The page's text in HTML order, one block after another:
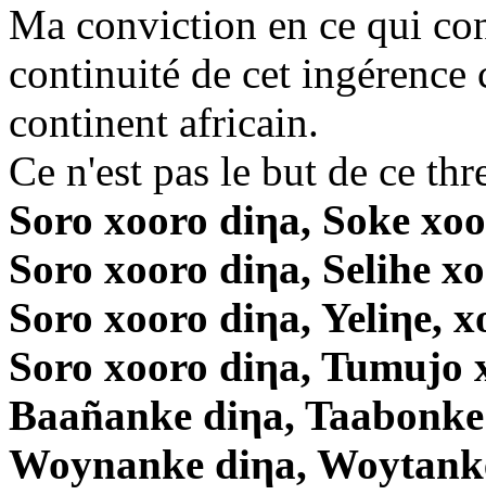
Ma conviction en ce qui
continuité de cet
continent africain.
Ce n'est pas le but de ce
Soro xooro diηa, Soke
Soro xooro diηa, Selihe
Soro xooro diηa, Yeliηe,
Soro xooro diηa, Tumujo
Baañanke diηa,
Woynanke diηa,